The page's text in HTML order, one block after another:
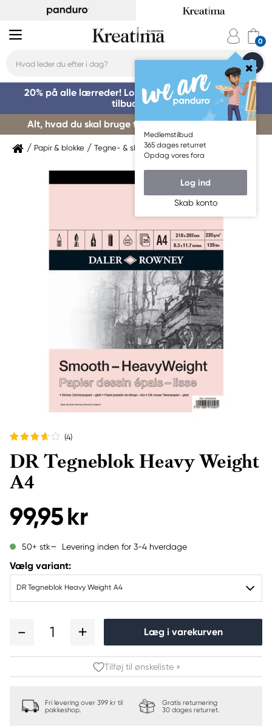
Medlemstilbud
365 dages returret
Opdag vores fora
Log ind
Skab konto
20% på alle lærreder! Log på for at benytte dig af
tilbuddet »
Alt, hvad du skal bruge til kursusstart – køb her »
Papir & blokke Tegne- & skitseblokke Daler-Rowney
(4)
DR Tegneblok Heavy Weight
A4
99,95 kr
50+ stk Levering inden for 3-4 hverdage
Vælg variant:
DR Tegneblok Heavy Weight A4
1 Læg i varekurven
Tilføj til ønskeliste »
Fri levering over 399 kr til
pakkeshop.
Gratis returnering
30 dages returret.